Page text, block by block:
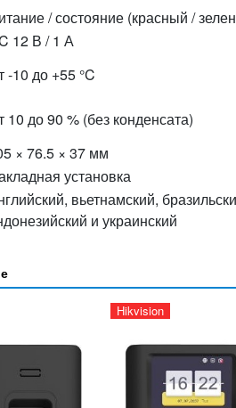
/ состояние (красный /
12 В / 1 А
-10 до +55 °C
10 до 90 % (без конденсата)
× 76.5 × 37 мм
установка
вьетнамский,
и украинский
Hikvision